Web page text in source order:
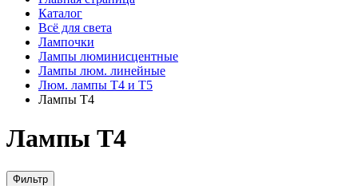
Каталог
Всё для света
Лампочки
Лампы люминисцентные
Лампы люм. линейные
Люм. лампы Т4 и Т5
Лампы Т4
Лампы Т4
Фильтр